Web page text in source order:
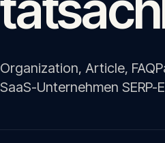
Organization, Article,
SaaS-Unternehmen